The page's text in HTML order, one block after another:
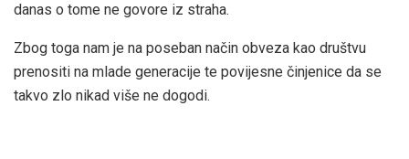
danas o tome ne govore iz straha.
Zbog toga nam je na poseban način obveza kao društvu
prenositi na mlade generacije te povijesne činjenice da se
takvo zlo nikad više ne dogodi.